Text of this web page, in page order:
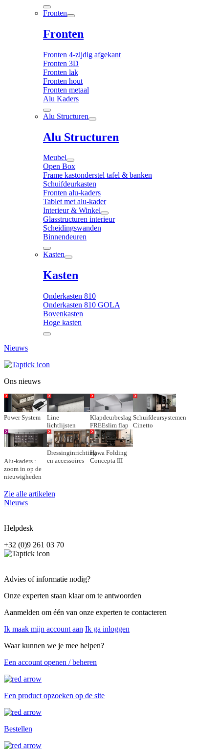
Fronten
Fronten
Fronten 4-zijdig afgekant
Fronten 3D
Fronten lak
Fronten hout
Fronten metaal
Alu Kaders
Alu Structuren
Alu Structuren
Meubel
Open Box
Frame kastonderstel tafel & banken
Schuifdeurkasten
Fronten alu-kaders
Tablet met alu-kader
Interieur & Winkel
Glasstructuren interieur
Scheidingswanden
Binnendeuren
Kasten
Kasten
Onderkasten 810
Onderkasten 810 GOLA
Bovenkasten
Hoge kasten
Nieuws
Ons nieuws
Power System
Line
lichtlijsten
Klapdeurbeslag
FREEslim flap
Schuifdeursystemen
Cinetto
Alu-kaders :
zoom in op de
nieuwigheden
Dressinginrichting
en accessoires
Hawa Folding
Concepta III
Zie alle artikelen
Nieuws
Helpdesk
+32 (0)9 261 03 70
Advies of informatie nodig?
Onze experten staan klaar om te antwoorden
Aanmelden om één van onze experten te contacteren
Ik maak mijn account aan Ik ga inloggen
Waar kunnen we je mee helpen?
Een account openen / beheren
Een product opzoeken op de site
Bestellen